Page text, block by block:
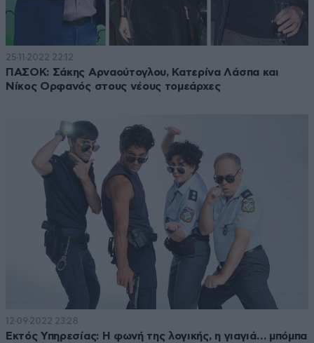
25·11·2022 22:12
ΠΑΣΟΚ: Σάκης Αρναούτογλου, Κατερίνα Λάσπα και
Νίκος Ορφανός στους νέους τομεάρχες
12·09·2022 23:28
Εκτός Υπηρεσίας: Η φωνή της λογικής, η γιαγιά… μπόμπα